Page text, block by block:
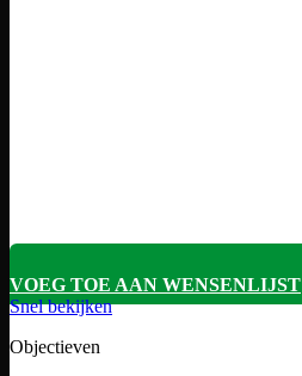
VOEG TOE AAN WENSENLIJST
Snel bekijken
Objectieven